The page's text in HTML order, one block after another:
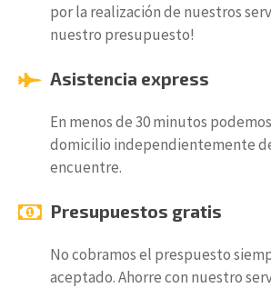
por la realización de nuestros
nuestro presupuesto!
Asistencia express
En menos de 30 minutos
domicilio independientemente
encuentre.
Presupuestos gratis
No cobramos el prespuesto
aceptado. Ahorre con nuestro